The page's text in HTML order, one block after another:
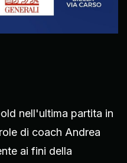
nell'ultima partita in
di coach Andrea
ai fini della